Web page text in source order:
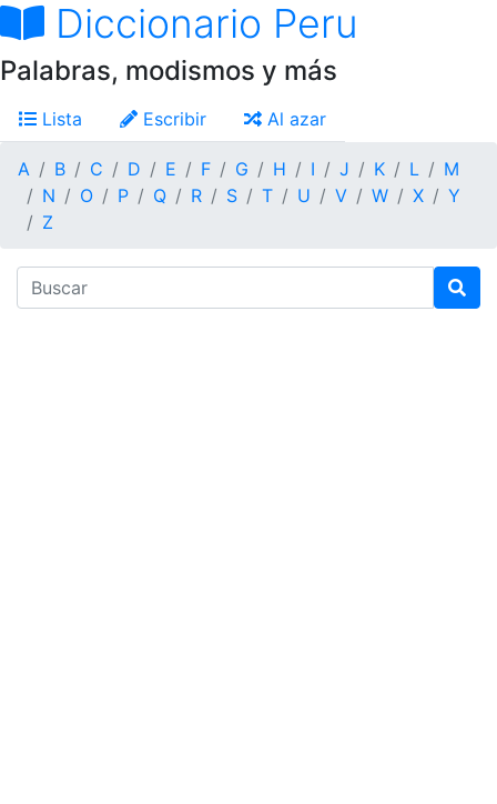
Diccionario Peru
Palabras, modismos y más
Lista Escribir Al azar
A B C D E F G H I J K L
M
N
O P Q R S T U V W X
Y
Z